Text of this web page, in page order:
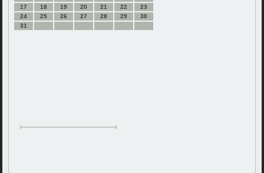
17
18 19 20 21 22
23
24
25 26 27 28 29
30
31